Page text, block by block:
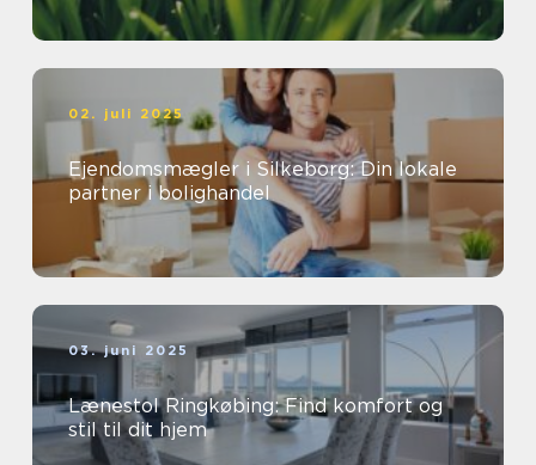
02. juli 2025
Ejendomsmægler i Silkeborg: Din lokale
partner i bolighandel
03. juni 2025
Lænestol Ringkøbing: Find komfort og
stil til dit hjem